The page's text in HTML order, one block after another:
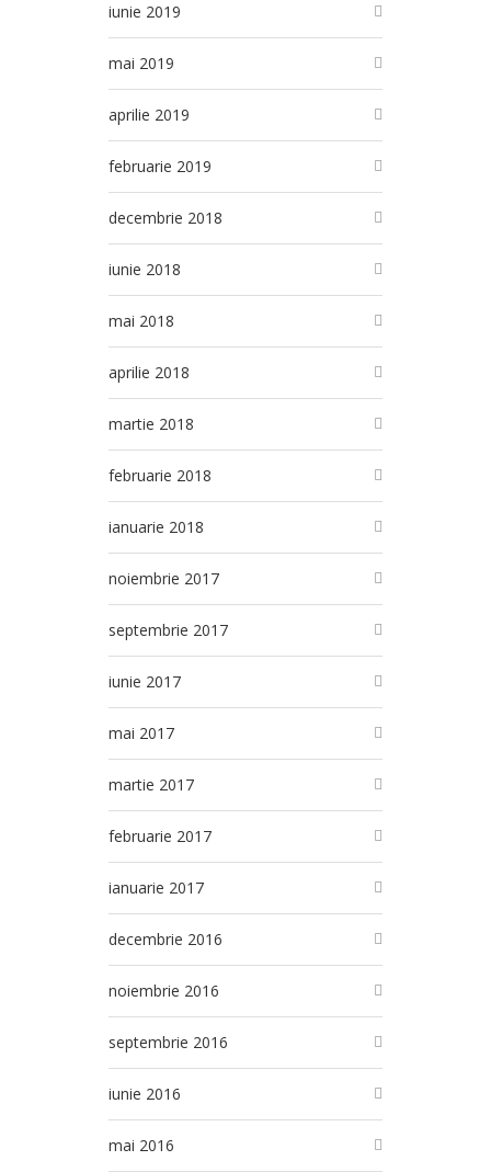
iunie 2019
mai 2019
aprilie 2019
februarie 2019
decembrie 2018
iunie 2018
mai 2018
aprilie 2018
martie 2018
februarie 2018
ianuarie 2018
noiembrie 2017
septembrie 2017
iunie 2017
mai 2017
martie 2017
februarie 2017
ianuarie 2017
decembrie 2016
noiembrie 2016
septembrie 2016
iunie 2016
mai 2016